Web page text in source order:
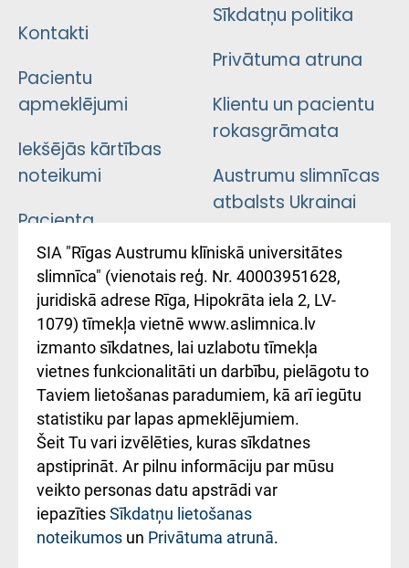
Kontakti
Pacientu
apmeklējumi
Iekšējās kārtības
noteikumi
Pacienta
atsauksmju/sūdzību
iesniegšanas
kārtība
Kā pie mums nokļūt
Rēķinu apmaksas
ceļvedis
Rekvizīti un
ārstniecības
iestādes kods
010000234
Sīkdatņu politika
Privātuma atruna
Klientu un pacientu
rokasgrāmata
Austrumu slimnīcas
atbalsts Ukrainai
Підтримка Східної
лікарні та співпраця з
Україною
SIA "Rīgas Austrumu klīniskā universitātes
slimnīca" (vienotais reģ. Nr. 40003951628,
juridiskā adrese Rīga, Hipokrāta iela 2, LV-
1079) tīmekļa vietnē www.aslimnica.lv
izmanto sīkdatnes, lai uzlabotu tīmekļa
vietnes funkcionalitāti un darbību, pielāgotu to
Taviem lietošanas paradumiem, kā arī iegūtu
statistiku par lapas apmeklējumiem.
Šeit Tu vari izvēlēties, kuras sīkdatnes
apstiprināt. Ar pilnu informāciju par mūsu
veikto personas datu apstrādi var
iepazītiesSīkdatņu lietošanas
noteikumos un Privātuma atrunā.